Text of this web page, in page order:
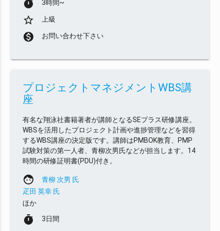
timer 3時間~
star_border 上級
monetization_on お問い合わせ下さい
プロジェクトマネジメントWBS講
座
有名な翔泳社書籍著者が講師となるSEプラス研修講座。
WBSを活用したプロジェクト計画や進捗管理などを習得
するWBS講座の決定版です。講師はPMBOK教育、PMP
試験対策の第一人者、青柳次男氏などが担当します。14
時間の研修証明書(PDU)付き。
face
青柳 次男 氏
疋田 英幸 氏
ほか
timer 3日間